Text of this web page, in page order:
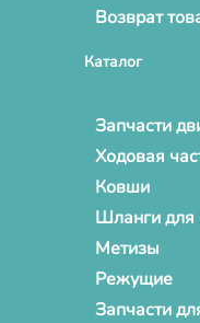
Возврат
Каталог
Запчасти
Ходовая
Ковши
Шланги для
Метизы
Режущие
Запчасти